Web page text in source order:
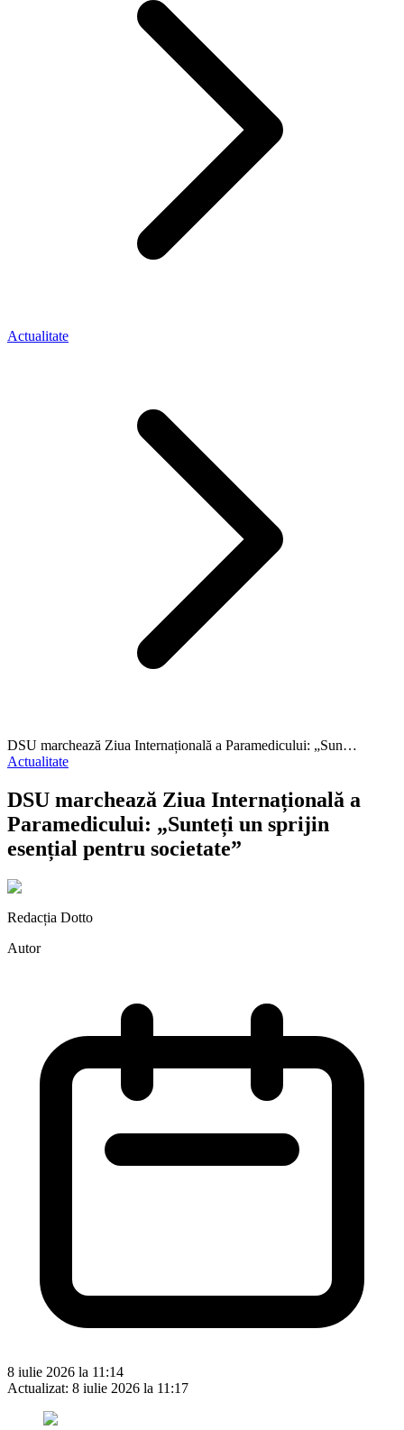
Actualitate
DSU marchează Ziua Internațională a Paramedicului: „Sun…
Actualitate
DSU marchează Ziua Internațională a
Paramedicului: „Sunteți un sprijin
esențial pentru societate”
Redacția Dotto
Autor
8 iulie 2026 la 11:14
Actualizat: 8 iulie 2026 la 11:17